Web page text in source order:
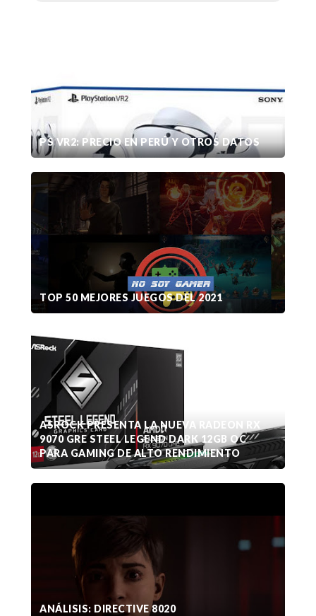
PS VR2: PRECIO EN PERÚ Y OTROS DATOS
TOP 50 MEJORES JUEGOS DEL 2021
ASROCK PRESENTA LA NUEVA RADEON RX
9070 GRE STEEL LEGEND DARK 12GB OC
PARA GAMING DE ALTO RENDIMIENTO
ANÁLISIS: DIRECTIVE 8020